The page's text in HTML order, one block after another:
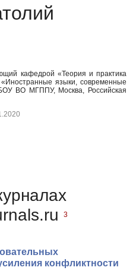
кафедрой «Теория и практика
языки, современные
ВО МГППУ, Москва, Российская
3
конфликтности